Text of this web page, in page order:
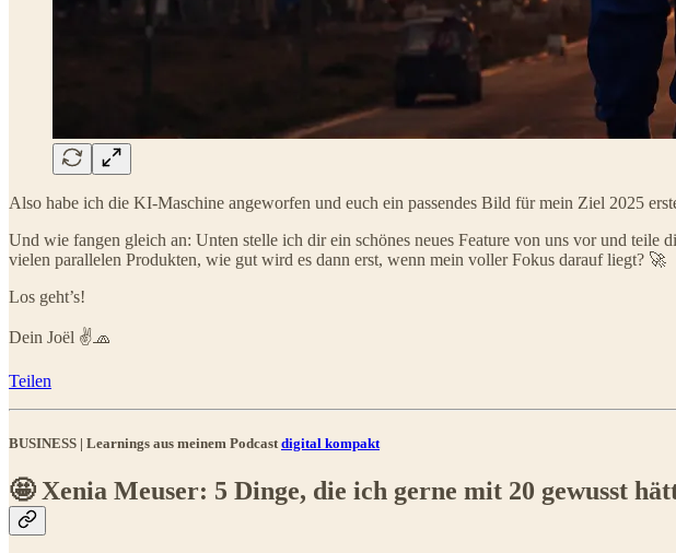
Also habe ich die KI-Maschine angeworfen und euch ein passendes Bild für mein Ziel 2025
Und wie fangen gleich an: Unten stelle ich dir ein schönes neues Feature von uns vor und
vielen parallelen Produkten, wie gut wird es dann erst, wenn mein voller Fokus darauf liegt? 🚀
Los geht’s!
Dein Joël ✌️🧢
Teilen
BUSINESS | Learnings aus meinem Podcast digital kompakt
🤩 Xenia Meuser: 5 Dinge, die ich gerne mit 20 gewusst